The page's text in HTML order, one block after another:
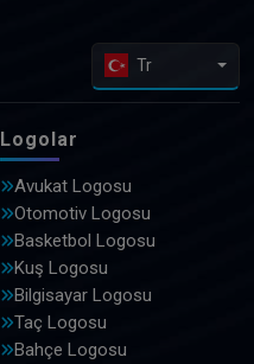
Tr
Logolar
Avukat Logosu
Otomotiv Logosu
Basketbol Logosu
Kuş Logosu
Bilgisayar Logosu
Taç Logosu
Bahçe Logosu